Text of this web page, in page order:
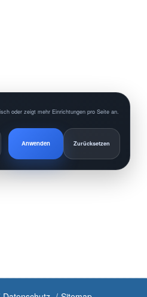
oder zeigt mehr Einrichtungen pro Seite an.
Anwenden Zurücksetzen